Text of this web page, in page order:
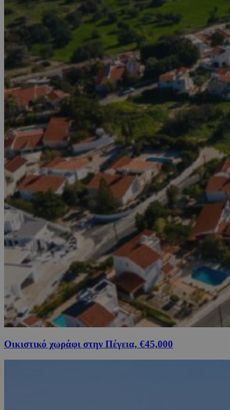
Οικιστικό χωράφι στην Πέγεια, €45,000